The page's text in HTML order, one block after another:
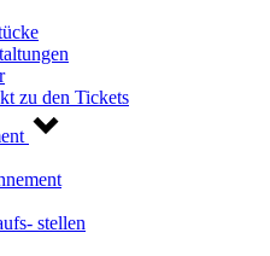
zu den Tickets
stellen